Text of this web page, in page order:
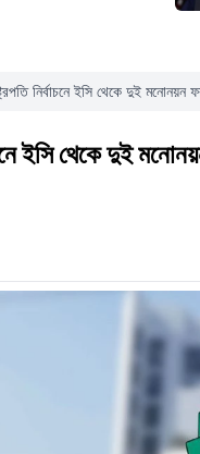
নির্বাচনে ইসি থেকে দুই মনোনয়ন
ইসি থেকে দুই